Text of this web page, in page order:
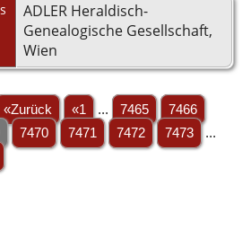
ADLER Heraldisch-
Genealogische Gesellschaft,
Wien
«Zurück «1 ... 7465
7466
7470 7471 7472 7473
...